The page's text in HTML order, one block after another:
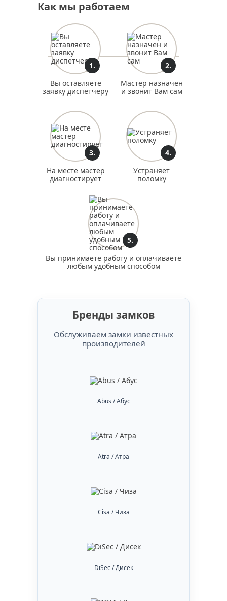
реставрация белой двери
услуги реставрации дверей
реставрация дверей мдф
реставрация шпонированных дверей
реставрация двери со стеклом
реставрация стекол двери
реставрация дверей лаком
реставрация сталинских дверей
реставрация советских дверей
реставрация комнатных дверей
реставрация ванной двери
реставрация дверей
восстановление покрытия двери
Как мы работаем
1.
Вы оставляете
заявку диспетчеру
2.
Мастер назначен
и звонит Вам сам
3.
На месте мастер
диагностирует
4.
Устраняет
поломку
5.
Вы принимаете работу и оплачиваете
любым удобным способом
Бренды замков
Обслуживаем замки известных
производителей
Abus / Абус
Atra / Атра
Cisa / Чиза
DiSec / Дисек